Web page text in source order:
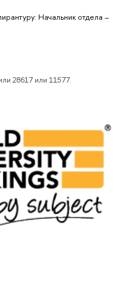
Начальник отдела –
28617 или 11577.